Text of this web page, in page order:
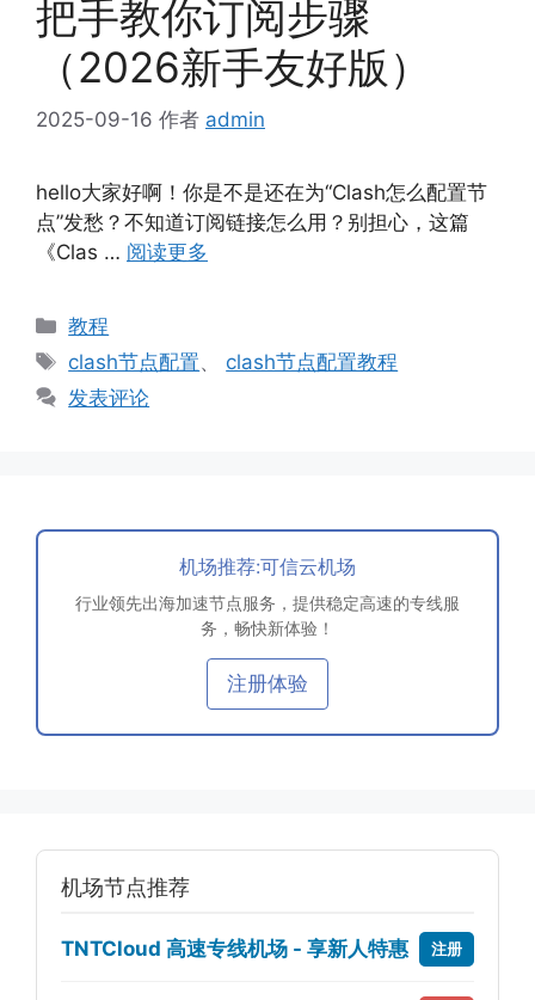
把手教你订阅步骤
（2026新手友好版）
2025-09-16 作者 admin
hello大家好啊！你是不是还在为“Clash怎么配置节
点”发愁？不知道订阅链接怎么用？别担心，这篇
《Clas … 阅读更多
分
类
教程
标
签
clash节点配置、 clash节点配置教程
发表评论
机场推荐:可信云机场
行业领先出海加速节点服务，提供稳定高速的专线服
务，畅快新体验！
注册体验
机场节点推荐
TNTCloud 高速专线机场 - 享新人特惠 注册